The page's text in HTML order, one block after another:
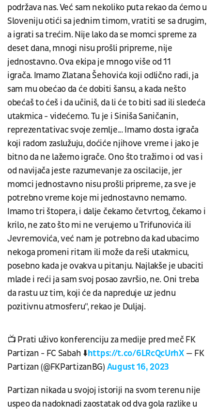
podržava nas. Već sam nekoliko puta rekao da ćemo u
Sloveniju otići sa jednim timom, vratiti se sa drugim,
a igrati sa trećim. Nije lako da se momci spreme za
deset dana, mnogi nisu prošli pripreme, nije
jednostavno. Ova ekipa je mnogo više od 11
igrača. Imamo Zlatana Šehovića koji odlično radi, ja
sam mu obećao da će dobiti šansu, a kada nešto
obećaš to ćeš i da učiniš, da li će to biti sad ili sledeća
utakmica - videćemo. Tu je i Siniša Saničanin,
reprezentativac svoje zemlje... Imamo dosta igrača
koji radom zaslužuju, doćiće njihove vreme i jako je
bitno da ne lažemo igrače. Ono što tražimo i od vas i
od navijača jeste razumevanje za oscilacije, jer
momci jednostavno nisu prošli pripreme, za sve je
potrebno vreme koje mi jednostavno nemamo.
Imamo tri štopera, i dalje čekamo četvrtog, čekamo i
krilo, ne zato što mi ne verujemo u Trifunovića ili
Jevremovića, već nam je potrebno da kad ubacimo
nekoga promeni ritam ili može da reši utakmicu,
posebno kada je ovakva u pitanju. Najlakše je ubaciti
mlade i reći ja sam svoj posao završio, ne. Oni treba
da rastu uz tim, koji će da napreduje uz jednu
pozitivnu atmosferu", rekao je Duljaj.
📺 Prati uživo konferenciju za medije pred meč FK
Partizan - FC Sabah ⬇️https://t.co/6LRcQcUrhX— FK
Partizan (@FKPartizanBG) August 16, 2023
Partizan nikada u svojoj istoriji na svom terenu nije
uspeo da nadoknadi zaostatak od dva gola razlike u